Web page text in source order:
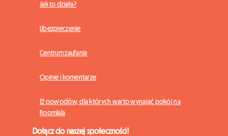
Jak to działa?
Ubezpieczenie
Centrum zaufania
Opinie i komentarze
12 powodów, dla których warto wynająć pokój na
Roomlala
Dołącz do naszej społeczności!